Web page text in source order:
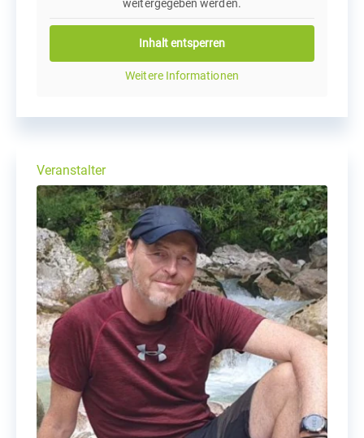
weitergegeben werden.
Inhalt entsperren
Weitere Informationen
Veranstalter